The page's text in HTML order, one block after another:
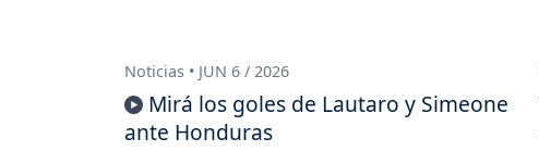
Noticias • JUN 6 / 2026
Mirá los goles de Lautaro y Simeone
ante Honduras